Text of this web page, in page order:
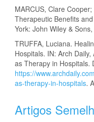
MARCUS, Clare
Therapeutic Benefits
York: John Wiley &
TRUFFA, Luciana.
Hospitals. IN: Arch
as Therapy in Hospitals.
https://
as-therapy-in-hospitals.
Artigos